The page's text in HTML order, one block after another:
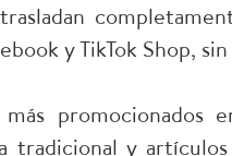
y TikTok Shop,
promocionados
tradicional y